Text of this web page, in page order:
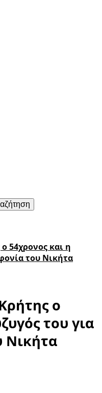
54χρονος και η
του Νικήτα
ο
του για
Νικήτα